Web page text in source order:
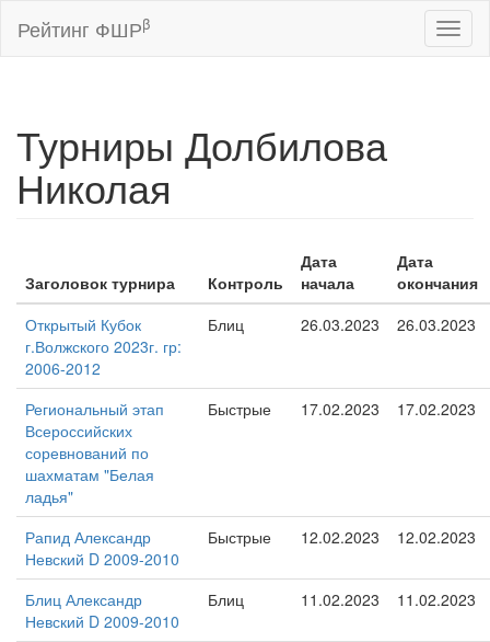
Рейтинг ФШРβ
Турниры Долбилова
Николая
Заголовок турнира Контроль
Дата
начала
Дата
окончания
Открытый Кубок
г.Волжского 2023г. гр:
2006-2012
Блиц 26.03.2023 26.03.2023
Региональный этап
Всероссийских
соревнований по
шахматам "Белая
ладья"
Быстрые 17.02.2023 17.02.2023
Рапид Александр
Невский D 2009-2010
Быстрые 12.02.2023 12.02.2023
Блиц Александр
Невский D 2009-2010
Блиц 11.02.2023 11.02.2023